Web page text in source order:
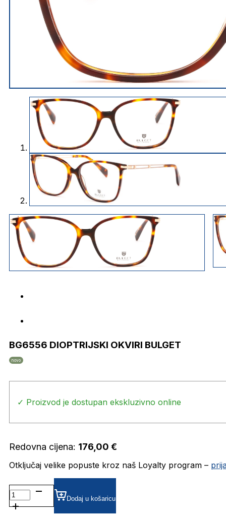
BG6556 DIOPTRIJSKI OKVIRI BULGET
novo
✓ Proizvod je dostupan ekskluzivno online
Redovna cijena: 176,00 €
Otključaj velike popuste kroz naš Loyalty program –
BG6556 DIOPTRIJSKI
OKVIRI
BULGET
Dodaj u košaricu